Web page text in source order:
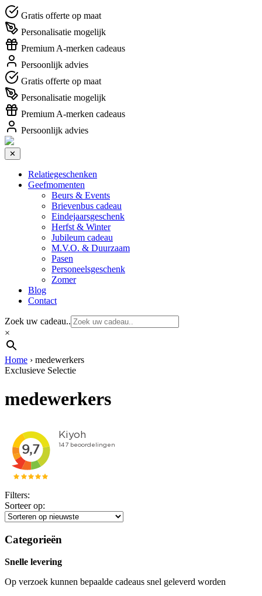
Gratis offerte op maat
Personalisatie mogelijk
Premium A-merken cadeaus
Persoonlijk advies
Gratis offerte op maat
Personalisatie mogelijk
Premium A-merken cadeaus
Persoonlijk advies
✕
Relatiegeschenken
Geefmomenten
Beurs & Events
Brievenbus cadeau
Eindejaarsgeschenk
Herfst & Winter
Jubileum cadeau
M.V.O. & Duurzaam
Pasen
Personeelsgeschenk
Zomer
Blog
Contact
Zoek uw cadeau..
×
Home › medewerkers
Exclusieve Selectie
medewerkers
Filters:
Sorteer op:
Categorieën
Snelle levering
Op verzoek kunnen bepaalde cadeaus snel geleverd worden